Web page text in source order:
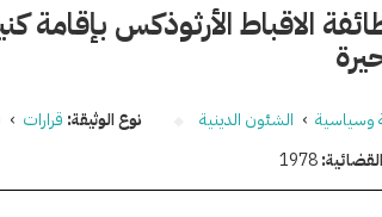
الاقباط الأرثوذكس
وسياسية › الشئون الدينية نوع الوثيقة: قرارات ›
1978